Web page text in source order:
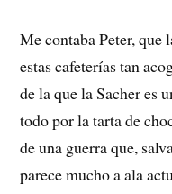
Me contaba Peter, que
estas cafeterías tan
de la que la Sacher es
todo por la tarta de
de una guerra que,
parece mucho a ala